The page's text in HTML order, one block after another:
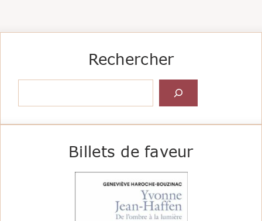
Rechercher
Billets de faveur